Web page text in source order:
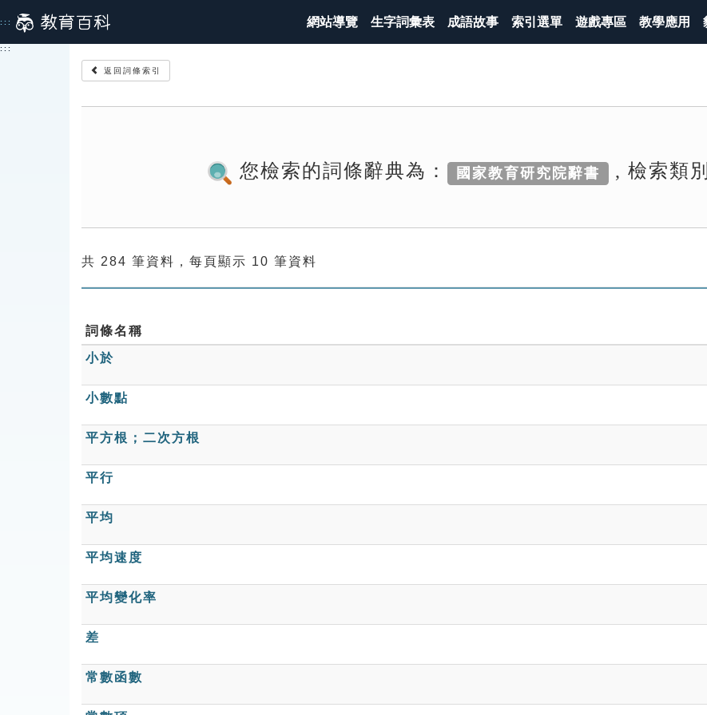
到
主
::: 網站導覽 生字詞彙表 成語故事 索引選單 遊戲專區 教學應用
:::
返回詞條索引
您檢索的詞條辭典為： 國家教育研究院辭書 , 檢索類
共 284 筆資料，每頁顯示 10 筆資料
詞條名稱
小於
小數點
平方根；二次方根
平行
平均
平均速度
平均變化率
差
常數函數